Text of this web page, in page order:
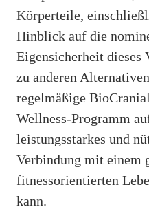
Körperteile,
Hinblick auf die
Eigensicherheit dieses
zu anderen
regelmäßige
Wellness-Programm
leistungsstarkes und
Verbindung mit einem
fitnessorientierten
kann.